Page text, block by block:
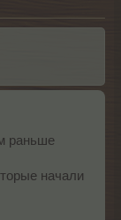
раньше
начали